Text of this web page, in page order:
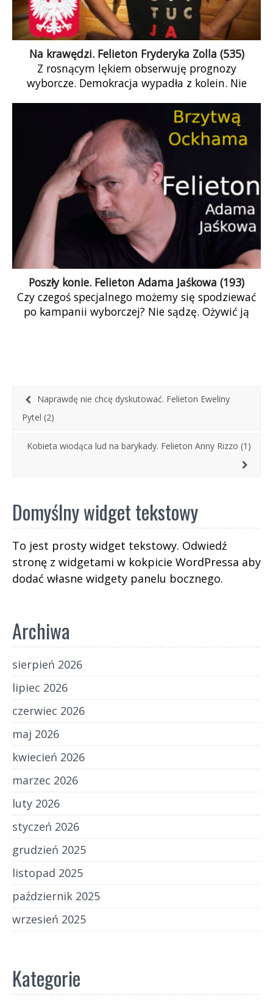
Na krawędzi. Felieton Fryderyka Zolla (535)
Z rosnącym lękiem obserwuję prognozy
wyborcze. Demokracja wypadła z kolein. Nie
staje się zbyt wysoka.
Poszły konie. Felieton Adama Jaśkowa (193)
Czy czegoś specjalnego możemy się spodziewać
po kampanii wyborczej? Nie sądzę. Ożywić ją
Naprawdę nie chcę dyskutować. Felieton Eweliny
Pytel (2)
Kobieta wiodąca lud na barykady. Felieton Anny Rizzo (1)
Domyślny widget tekstowy
To jest prosty widget tekstowy. Odwiedź
stronę z widgetami w kokpicie WordPressa aby
dodać własne widgety panelu bocznego.
Archiwa
sierpień 2026
lipiec 2026
czerwiec 2026
maj 2026
kwiecień 2026
marzec 2026
luty 2026
styczeń 2026
grudzień 2025
listopad 2025
październik 2025
wrzesień 2025
Kategorie